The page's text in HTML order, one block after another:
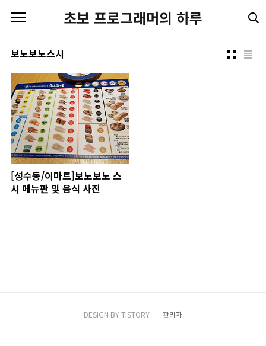
초보 프로그래머의 하루
보노보노스시
[성수동/이마트]보노보노 스
시 메뉴판 및 음식 사진
DESIGN BYTISTORY 관리자